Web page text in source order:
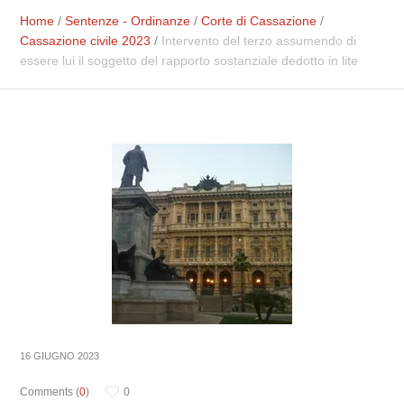
Home /Sentenze - Ordinanze /Corte di Cassazione /
Cassazione civile 2023 / Intervento del terzo assumendo di
essere lui il soggetto del rapporto sostanziale dedotto in lite
16 GIUGNO 2023
Comments (0)
0